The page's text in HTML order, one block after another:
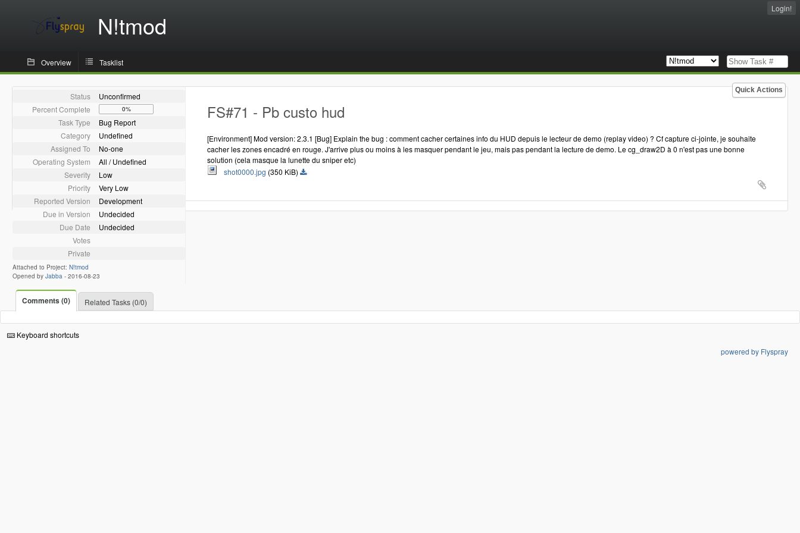
N!tmod
Login!
Overview Tasklist
Quick Actions
Status
Unconfirmed
Percent Complete
0%
Task Type
Bug Report
Category
Undefined
Assigned To
No-one
Operating System
All / Undefined
Severity
Low
Priority
Very Low
Reported Version
Development
Due in Version
Undecided
Due Date
Undecided
Votes
Private
Attached to Project: N!tmod
Opened by Jabba - 2016-08-23
FS#71 - Pb custo hud
[Environment] Mod version: 2.3.1 [Bug] Explain the bug : comment cacher certaines info du HUD depuis le lecteur de demo (replay video) ? Cf capture ci-jointe, je souhaite
cacher les zones encadré en rouge. J'arrive plus ou moins à les masquer pendant le jeu, mais pas pendant la lecture de demo. Le cg_draw2D à 0 n'est pas une bonne
solution (cela masque la lunette du sniper etc)
shot0000.jpg (350 KiB)
Comments (0) Related Tasks (0/0)
Keyboard shortcuts
powered by Flyspray